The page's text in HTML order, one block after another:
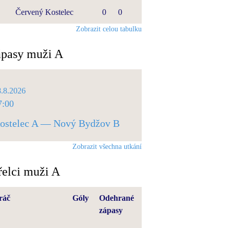
Červený Kostelec 0 0
Zobrazit celou tabulku
muži A
A — Nový Bydžov B
Zobrazit všechna utkání
muži A
Góly
Odehrané
zápasy